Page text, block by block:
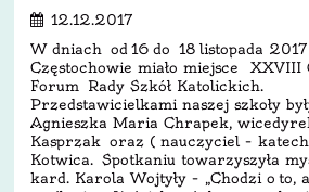
12.12.2017
W dniach od 16 do 18 listopada
Częstochowie miało miejsce XXVIII
Forum Rady Szkół Katolickich.
Przedstawicielkami naszej szkoły
Agnieszka Maria Chrapek,
Kasprzak oraz ( nauczyciel –
Kotwica. Spotkaniu towarzyszyła
kard. Karola Wojtyły – „Chodzi o to,